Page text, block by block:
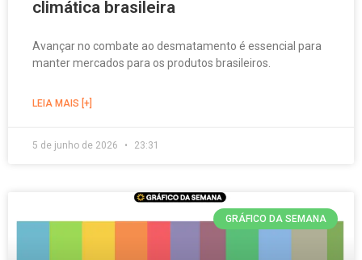
climática brasileira
Avançar no combate ao desmatamento é essencial para
manter mercados para os produtos brasileiros.
LEIA MAIS [+]
5 de junho de 2026 23:31
GRÁFICO DA SEMANA